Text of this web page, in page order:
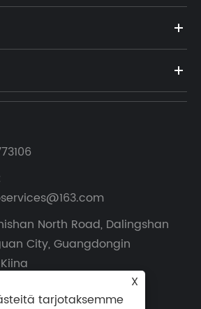
North Road, Dalingshan
City, Guangdongin
X
tarjotaksemme